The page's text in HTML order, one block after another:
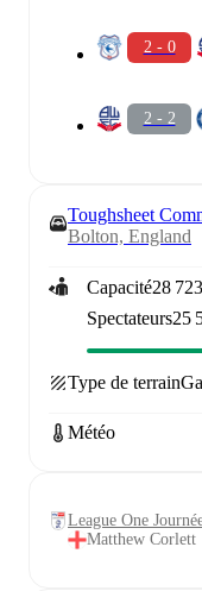
2 - 0
2 - 2
Toughsheet
Bolton, England
Capacité28 723
Spectateurs25
Type de terrain
Météo
League One
Matthew Corlett